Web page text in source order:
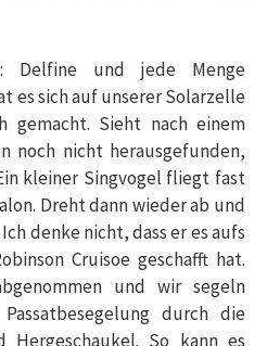
Delfine und jede Menge
es sich auf unserer Solarzelle
Sieht nach einem
noch nicht herausgefunden,
kleiner Singvogel fliegt fast
Dreht dann wieder ab und
denke nicht, dass er es aufs
Cruisoe geschafft hat.
und wir segeln
durch die
Hergeschaukel. So kann es